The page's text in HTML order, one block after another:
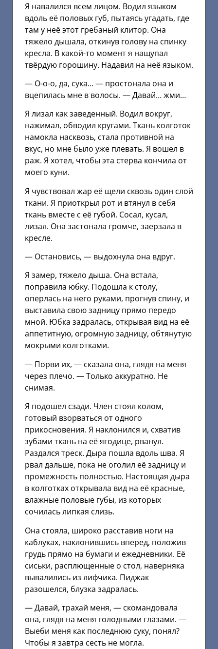
Я навалился всем лицом. Водил языком
вдоль её половых губ, пытаясь угадать, где
там у неё этот гребаный клитор. Она
тяжело дышала, откинув голову на спинку
кресла. В какой-то момент я нащупал
твёрдую горошину. Надавил на неё языком.
— О-о-о, да, сука… — простонала она и
вцепилась мне в волосы. — Давай… жми…
Я лизал как заведенный. Водил вокруг,
нажимал, обводил кругами. Ткань колготок
намокла насквозь, стала противной на
вкус, но мне было уже плевать. Я вошел в
раж. Я хотел, чтобы эта стерва кончила от
моего куни.
Я чувствовал жар её щели сквозь один слой
ткани. Я приоткрыл рот и втянул в себя
ткань вместе с её губой. Сосал, кусал,
лизал. Она застонала громче, заерзала в
кресле.
— Остановись, — выдохнула она вдруг.
Я замер, тяжело дыша. Она встала,
поправила юбку. Подошла к столу,
оперлась на него руками, прогнув спину, и
выставила свою задницу прямо передо
мной. Юбка задралась, открывая вид на её
аппетитную, огромную задницу, обтянутую
мокрыми колготками.
— Порви их, — сказала она, глядя на меня
через плечо. — Только аккуратно. Не
снимая.
Я подошел сзади. Член стоял колом,
готовый взорваться от одного
прикосновения. Я наклонился и, схватив
зубами ткань на её ягодице, рванул.
Раздался треск. Дыра пошла вдоль шва. Я
рвал дальше, пока не оголил её задницу и
промежность полностью. Настоящая дыра
в колготках открывала вид на её красные,
влажные половые губы, из которых
сочилась липкая слизь.
Она стояла, широко расставив ноги на
каблуках, наклонившись вперед, положив
грудь прямо на бумаги и ежедневники. Её
сиськи, расплющенные о стол, наверняка
вывалились из лифчика. Пиджак
разошелся, блузка задралась.
— Давай, трахай меня, — скомандовала
она, глядя на меня голодными глазами. —
Выеби меня как последнюю суку, понял?
Чтобы я завтра сесть не могла.